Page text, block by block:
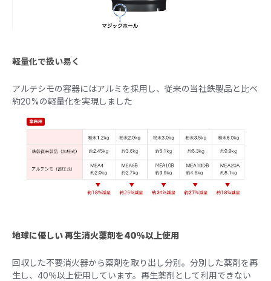
軽量化で扱い易く
アルテシモの容器にはアルミを採用し、従来の当社鉄製品と比べ
約20%の軽量化を実現しました
地球に優しい 再生消火薬剤を40％以上使用
回収した不要消火器から薬剤を取り出し分別。分別した薬剤を再
生し、40％以上使用しています。再生薬剤として利用できない